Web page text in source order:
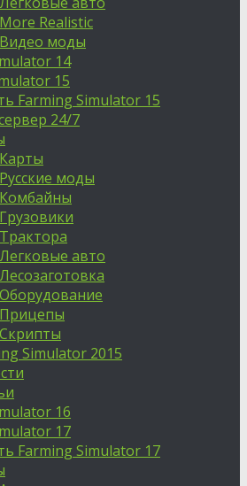
More Realistic
Видео моды
14
15
Farming Simulator 15
24/7
Карты
Русские моды
Комбайны
Грузовики
Трактора
Легковые авто
Лесозаготовка
Оборудование
Прицепы
Скрипты
Simulator 2015
16
17
Farming Simulator 17